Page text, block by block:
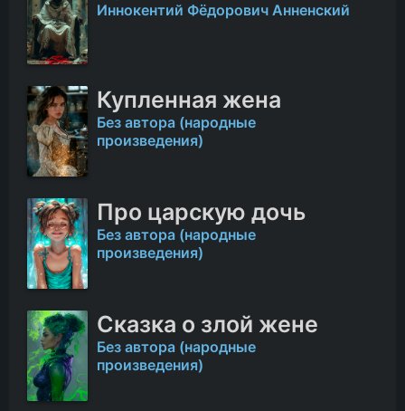
Иннокентий Фёдорович Анненский
Купленная жена
Без автора (народные
произведения)
Про царскую дочь
Без автора (народные
произведения)
Сказка о злой жене
Без автора (народные
произведения)